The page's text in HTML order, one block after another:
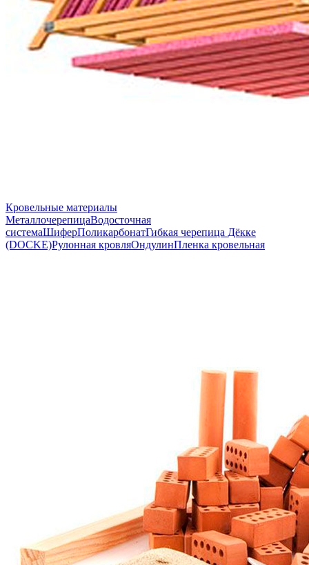
Кровельные материалы
МеталлочерепицаВодосточная
системаШиферПоликарбонатГибкая черепица Дёкке
(DOCKE)Рулонная кровляОндулинПленка кровельная